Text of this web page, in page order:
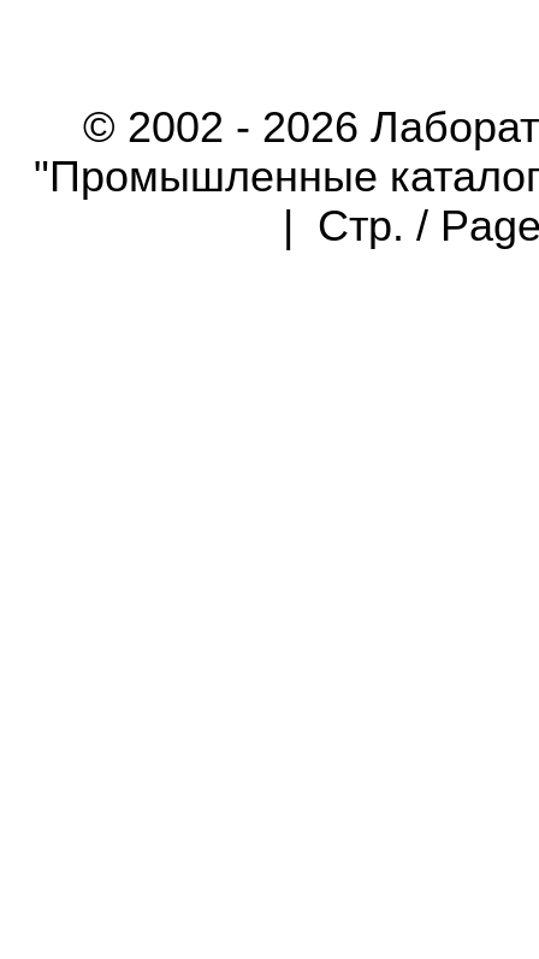
© 2002 - 2026
"Промышленные
| Стр. /